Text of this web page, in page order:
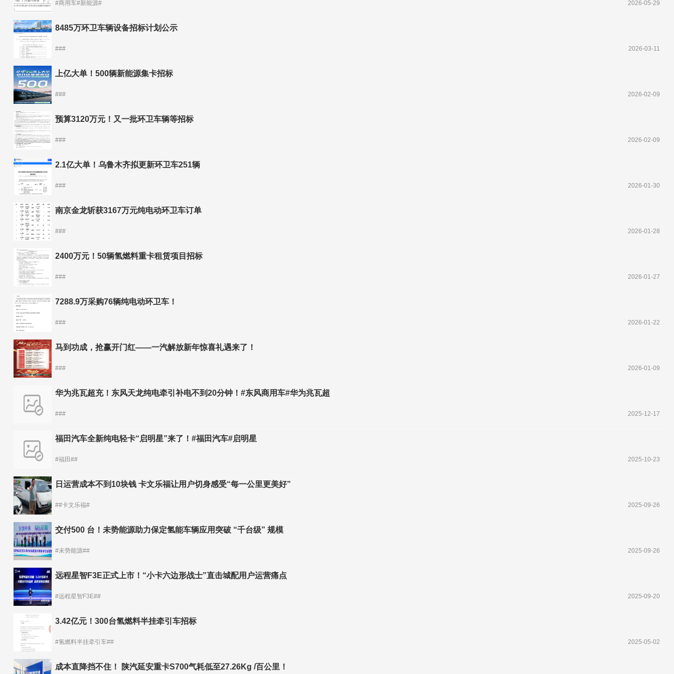
#商用车#新能源# 2026-05-29
8485万环卫车辆设备招标计划公示
### 2026-03-11
上亿大单！500辆新能源集卡招标
### 2026-02-09
预算3120万元！又一批环卫车辆等招标
### 2026-02-09
2.1亿大单！乌鲁木齐拟更新环卫车251辆
### 2026-01-30
南京金龙斩获3167万元纯电动环卫车订单
### 2026-01-28
2400万元！50辆氢燃料重卡租赁项目招标
### 2026-01-27
7288.9万采购76辆纯电动环卫车！
### 2026-01-22
马到功成，抢赢开门红——一汽解放新年惊喜礼遇来了！
### 2026-01-09
华为兆瓦超充！东风天龙纯电牵引补电不到20分钟！#东风商用车#华为兆瓦超
### 2025-12-17
福田汽车全新纯电轻卡“启明星”来了！#福田汽车#启明星
#福田## 2025-10-23
日运营成本不到10块钱 卡文乐福让用户切身感受“每一公里更美好”
##卡文乐福# 2025-09-26
交付500 台！未势能源助力保定氢能车辆应用突破 “千台级” 规模
#未势能源## 2025-09-26
远程星智F3E正式上市！“小卡六边形战士”直击城配用户运营痛点
#远程星智F3E## 2025-09-20
3.42亿元！300台氢燃料半挂牵引车招标
#氢燃料半挂牵引车## 2025-05-02
成本直降挡不住！ 陕汽延安重卡S700气耗低至27.26Kg /百公里！